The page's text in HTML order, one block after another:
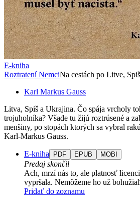
E-kniha
Roztratení NemciNa cestách po Litve,
Karl Markus Gauss
Litva, Spiš a Ukrajina. Čo spája vrcholy
trojuholníka? Všade tu žijú roztrúsené a
menšiny, po stopách ktorých sa vybral
Karl-Markus Gauss.
E-kniha PDF EPUB MOBI
Predaj skončil
Ach, mrzí nás to, ale platnosť
vypršala. Nemôžeme ho už
Pridať do zoznamu